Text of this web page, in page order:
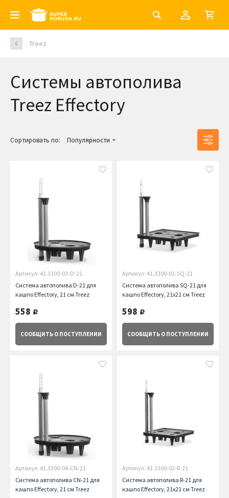
Treez
Системы автополива
Treez Effectory
Сортировать по: Популярности
Артикул: 41.3300-03-D-21
Система автополива D-21 для
кашпо Effectory, 21 см Treez
558 руб.
СООБЩИТЬ О ПОСТУПЛЕНИИ
Артикул: 41.3300-01-SQ-21
Система автополива SQ-21 для
кашпо Effectory, 21х21 см Treez
598 руб.
СООБЩИТЬ О ПОСТУПЛЕНИИ
Артикул: 41.3300-04-CN-21
Система автополива CN-21 для
кашпо Effectory, 21 см Treez
Артикул: 41.3300-02-R-21
Система автополива R-21 для
кашпо Effectory, 21х21 см Treez